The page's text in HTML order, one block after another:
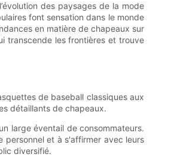
des paysages de la mode
font sensation dans le monde
en matière de chapeaux sur
transcende les frontières et trouve
de baseball classiques aux
détaillants de chapeaux.
large éventail de consommateurs.
personnel et à s'affirmer avec leurs
diversifié.